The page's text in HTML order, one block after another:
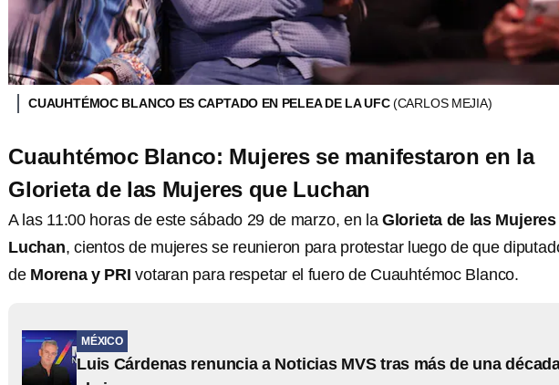
CUAUHTÉMOC BLANCO ES CAPTADO EN PELEA DE LA UFC(CARLOS MEJIA)
Cuauhtémoc Blanco: Mujeres se manifestaron en la
Glorieta de las Mujeres que Luchan
A las 11:00 horas de este sábado 29 de marzo, en la Glorieta de las
Luchan, cientos de mujeres se reunieron para protestar luego de que
de Morena y PRIvotaran para respetar el fuero de Cuauhtémoc Blanco.
MÉXICO
Luis Cárdenas renuncia a Noticias MVS tras más de una